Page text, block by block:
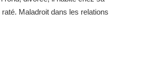
Maladroit dans les relations